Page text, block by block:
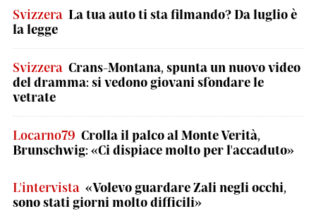
Svizzera La tua auto ti sta filmando? Da luglio è
la legge
Svizzera Crans-Montana, spunta un nuovo video
del dramma: si vedono giovani sfondare le
vetrate
Locarno79 Crolla il palco al Monte Verità,
Brunschwig: «Ci dispiace molto per l'accaduto»
L'intervista «Volevo guardare Zali negli occhi,
sono stati giorni molto difficili»